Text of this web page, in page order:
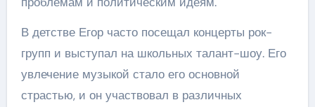
В детстве Егор часто посещал концерты рок-
групп и выступал на школьных талант-шоу. Его
увлечение музыкой стало его основной
страстью, и он участвовал в различных